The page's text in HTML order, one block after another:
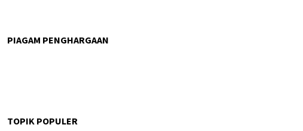
PIAGAM PENGHARGAAN
TOPIK POPULER